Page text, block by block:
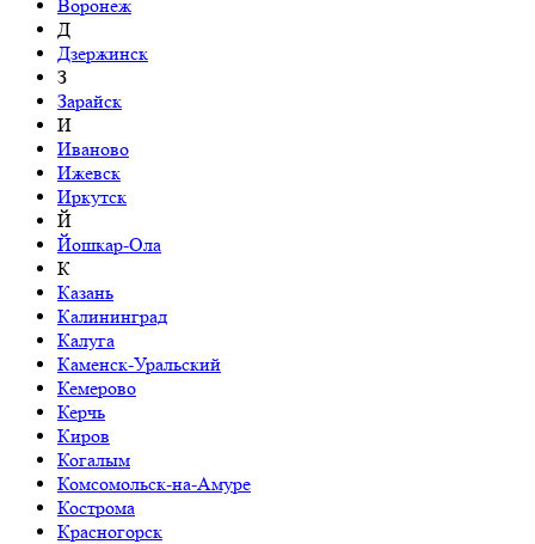
Воронеж
Д
Дзержинск
З
Зарайск
И
Иваново
Ижевск
Иркутск
Й
Йошкар-Ола
К
Казань
Калининград
Калуга
Каменск-Уральский
Кемерово
Керчь
Киров
Когалым
Комсомольск-на-Амуре
Кострома
Красногорск